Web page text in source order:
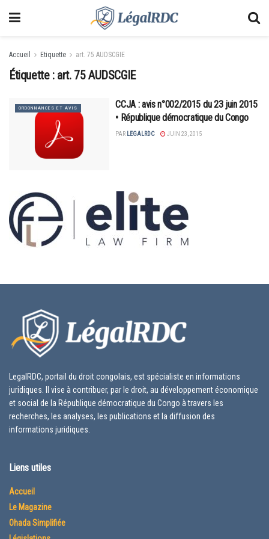
Accueil Etiquette art. 75 AUDSCGIE
Étiquette : art. 75 AUDSCGIE
ORDONNANCES ET AVIS
CCJA : avis n°002/2015 du 23 juin 2015
• République démocratique du Congo
PAR LEGALRDC JUIN 23, 2015
LegalRDC, portail du droit congolais, est spécialiste en informations
juridiques. Il vise à contribuer, par le droit, au développement économique
et social de la République démocratique du Congo à travers les
recherches, les analyses, les publications et la diffusion des
informations juridiques.
Liens utiles
Accueil
Le Magazine
Ohada Simplifiée